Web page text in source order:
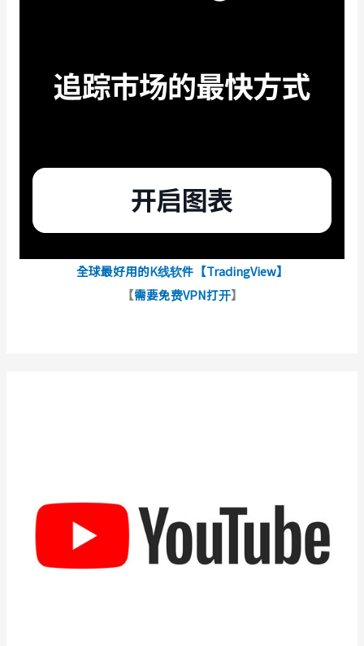
全球最好用的K线软件【TradingView】
【需要免费VPN打开】